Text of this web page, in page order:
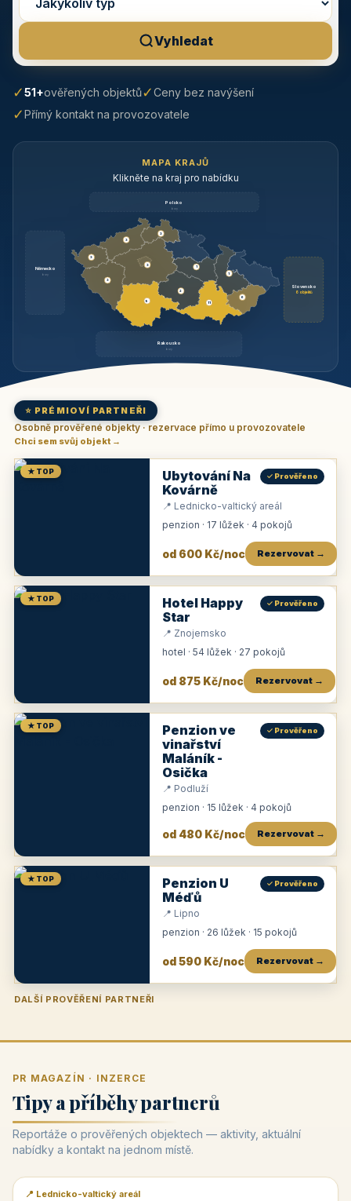
Vyhledat
✓51+ověřených objektů✓Ceny bez navýšení
✓Přímý kontakt na provozovatele
MAPA KRAJŮ
Klikněte na kraj pro nabídku
Polsko
brzy
Německo
brzy
Slovensko
6 objektů
Rakousko
brzy
3
9
3
3
3
3
1
2
11
1
6
⭐ PRÉMIOVÍ PARTNEŘI
Osobně prověřené objekty · rezervace přímo u provozovatele
Chci sem svůj objekt →
★ TOP
Ubytování Na
Kovárně
✓ Prověřeno
📍 Lednicko-valtický areál
penzion · 17 lůžek · 4 pokojů
od 600 Kč/noc Rezervovat →
★ TOP
Hotel Happy
Star
✓ Prověřeno
📍 Znojemsko
hotel · 54 lůžek · 27 pokojů
od 875 Kč/noc Rezervovat →
★ TOP
Penzion ve
vinařství
Maláník -
Osička
✓ Prověřeno
📍 Podluží
penzion · 15 lůžek · 4 pokojů
od 480 Kč/noc Rezervovat →
★ TOP
Penzion U
Méďů
✓ Prověřeno
📍 Lipno
penzion · 26 lůžek · 15 pokojů
od 590 Kč/noc Rezervovat →
DALŠÍ PROVĚŘENÍ PARTNEŘI
Penzion U Zámku Pension Faber
PR MAGAZÍN · INZERCE
Tipy a příběhy partnerů
Reportáže o prověřených objektech — aktivity, aktuální
nabídky a kontakt na jednom místě.
📰 PR článek
📍 Lednicko-valtický areál